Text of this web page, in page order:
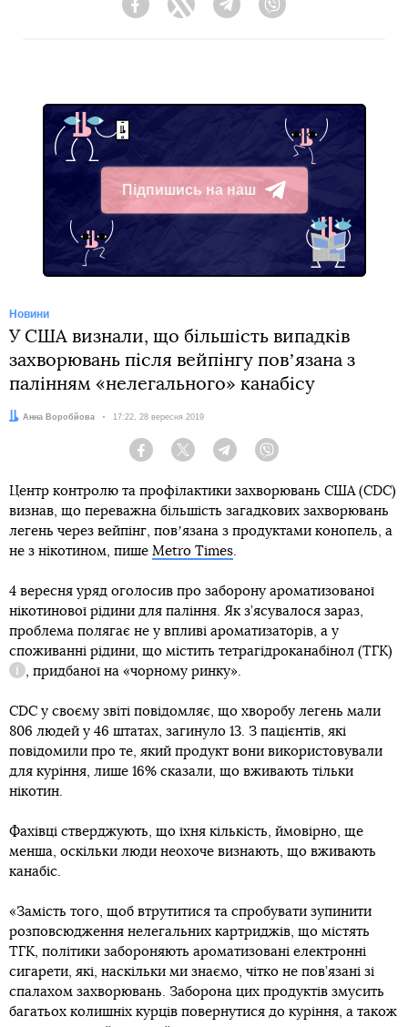
FacebookTwitter Telegram
Підпишись на наш
Telegram
Новини
У США визнали, що більшість випадків
захворювань після вейпінгу повʼязана з
палінням «нелегального» канабісу
Автор:
Анна Воробйова Дата:
17:22, 28 вересня 2019
Facebook Twitter Telegram
Центр контролю та профілактики захворювань США (CDC)
визнав, що переважна більшість загадкових захворювань
легень через вейпінг, повʼязана з продуктами конопель, а
не з нікотином, пише Metro Times.
4 вересня уряд оголосив про заборону ароматизованої
нікотинової рідини для паління. Як з’ясувалося зараз,
проблема полягає не у впливі ароматизаторів, а у
споживанні рідини, що містить тетрагідроканабінол (ТГК)
Довідка
, придбаної на «чорному ринку».
CDC у своєму звіті повідомляє, що хворобу легень мали
806 людей у ​​46 штатах, загинуло 13. З пацієнтів, які
повідомили про те, який продукт вони використовували
для куріння, лише 16% сказали, що вживають тільки
нікотин.
Фахівці стверджують, що їхня кількість, ймовірно, ще
менша, оскільки люди неохоче визнають, що вживають
канабіс.
«Замість того, щоб втрутитися та спробувати зупинити
розповсюдження нелегальних картриджів, що містять
TГК, політики забороняють ароматизовані електронні
сигарети, які, наскільки ми знаємо, чітко не пов’язані зі
спалахом захворювань. Заборона цих продуктів змусить
багатьох колишніх курців повернутися до куріння, а також